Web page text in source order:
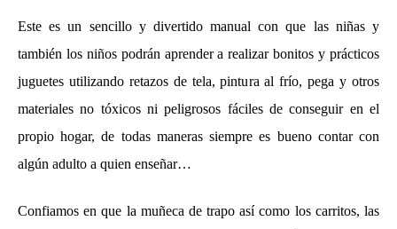
Este es un sencillo y divertido manual con que las niñas y
también los niños podrán aprender a realizar bonitos y prácticos
juguetes utilizando retazos de tela, pintura al frío, pega y otros
materiales no tóxicos ni peligrosos fáciles de conseguir en el
propio hogar, de todas maneras siempre es bueno contar con
algún adulto a quien enseñar…
Confiamos en que la muñeca de trapo así como los carritos, las